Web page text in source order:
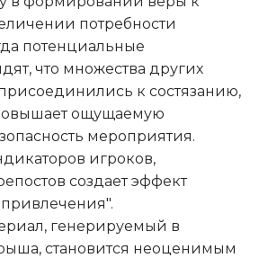
потребности
потенциальные
что множества других
к состязанию,
ощущаемую
мероприятия.
игроков,
создает эффект
генерируемый в
становится неоценимым